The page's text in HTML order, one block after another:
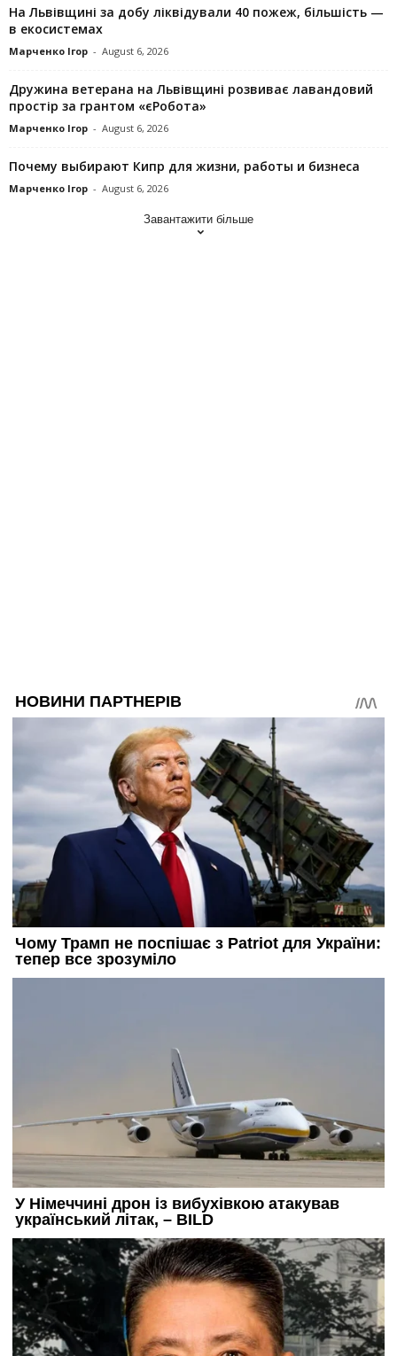
На Львівщині за добу ліквідували 40 пожеж, більшість —
в екосистемах
Марченко Ігор - August 6, 2026
Дружина ветерана на Львівщині розвиває лавандовий
простір за грантом «єРобота»
Марченко Ігор - August 6, 2026
Почему выбирают Кипр для жизни, работы и бизнеса
Марченко Ігор - August 6, 2026
Завантажити більше